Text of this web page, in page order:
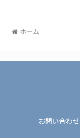
ホーム
お問い合わせ